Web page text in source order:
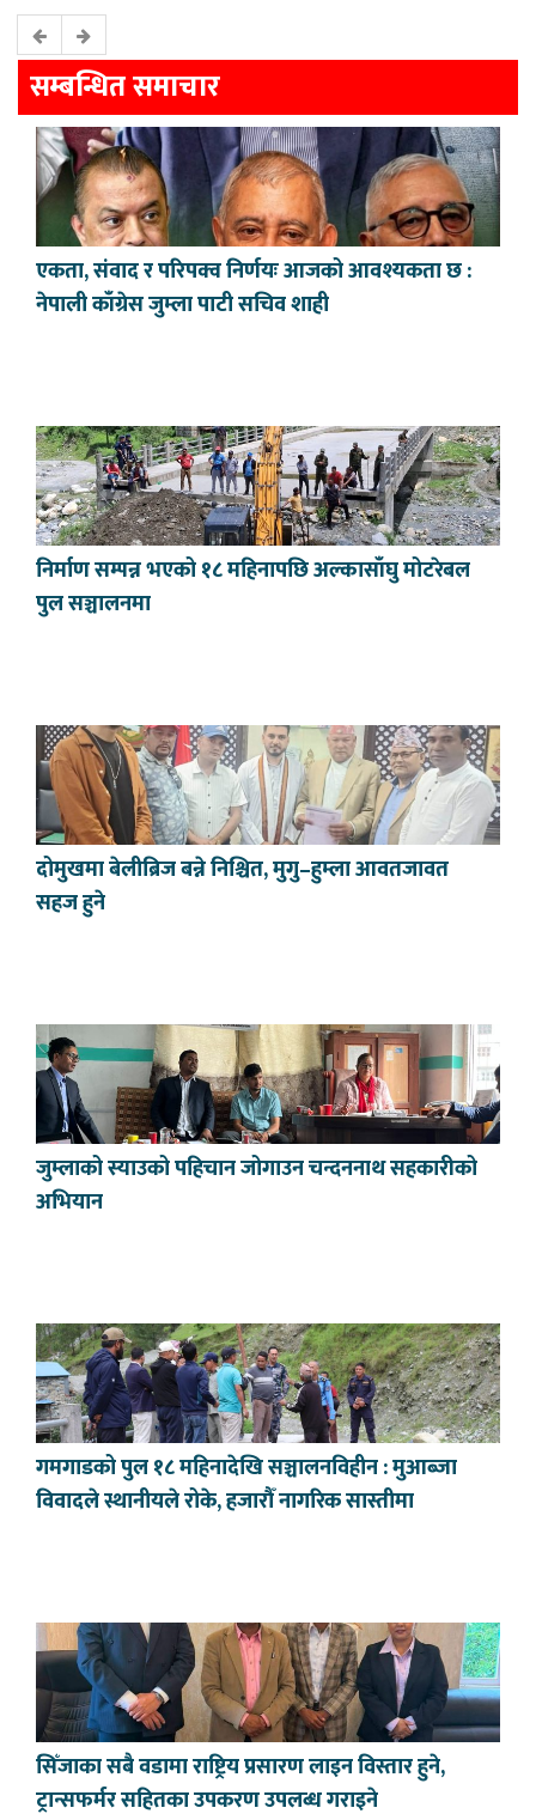
सम्बन्धित समाचार
एकता, संवाद र परिपक्व निर्णयः आजको आवश्यकता छ :
नेपाली काँग्रेस जुम्ला पाटी सचिव शाही
निर्माण सम्पन्न भएको १८ महिनापछि अल्कासाँघु मोटरेबल
पुल सञ्चालनमा
दोमुखमा बेलीब्रिज बन्ने निश्चित, मुगु–हुम्ला आवतजावत
सहज हुने
जुम्लाको स्याउको पहिचान जोगाउन चन्दननाथ सहकारीको
अभियान
गमगाडको पुल १८ महिनादेखि सञ्चालनविहीन : मुआब्जा
विवादले स्थानीयले रोके, हजारौँ नागरिक सास्तीमा
सिँजाका सबै वडामा राष्ट्रिय प्रसारण लाइन विस्तार हुने,
ट्रान्सफर्मर सहितका उपकरण उपलब्ध गराइने